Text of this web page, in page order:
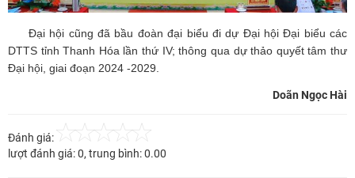
Đại hội cũng đã bầu đoàn đại biểu đi dự Đại hội Đại biểu các
DTTS tỉnh Thanh Hóa lần thứ IV; thông qua dự thảo quyết tâm thư
Đại hội, giai đoạn 2024 -2029.
Doãn Ngọc Hài
Đánh giá:
lượt đánh giá:0, trung bình:0.00